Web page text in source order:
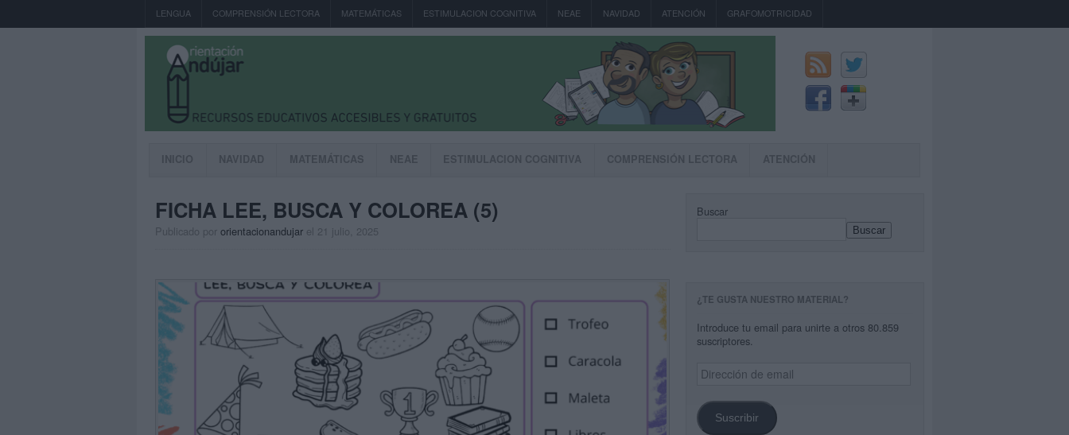
LENGUA COMPRENSIÓN LECTORA MATEMÁTICAS ESTIMULACION COGNITIVA NEAE NAVIDAD ATENCIÓN GRAFOMOTRICIDAD
INICIO NAVIDAD MATEMÁTICAS NEAE ESTIMULACION COGNITIVA COMPRENSIÓN LECTORA ATENCIÓN
FICHA LEE, BUSCA Y COLOREA (5)
Publicado por orientacionandujar el 21 julio, 2025
Buscar
Buscar
¿TE GUSTA NUESTRO MATERIAL?
Introduce tu email para unirte a otros 80.859
suscriptores.
Dirección
de
Suscribir